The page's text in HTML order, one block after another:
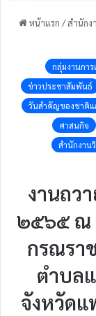
หน้าแรก / สำนักง
กลุ่มงานการ
ข่าวประชาสัมพันธ์
วันสำคัญของชาติ
ศาสนกิจ
สำนักงาน
งานถว
๒๕๖๕ ณ
กรณรา
ตำบล
จังหวัดแ